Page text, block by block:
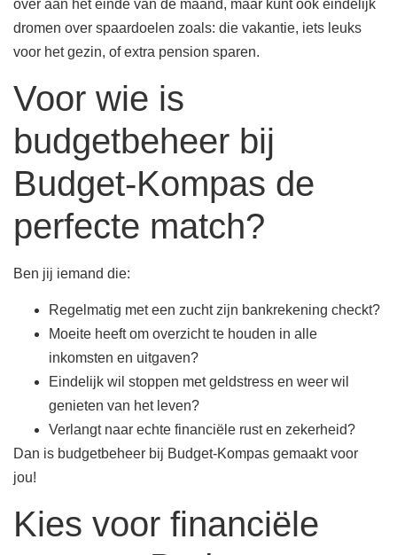
over aan het einde van de maand, maar kunt ook eindelijk
dromen over spaardoelen zoals: die vakantie, iets leuks
voor het gezin, of extra pension sparen.
Voor wie is
budgetbeheer bij
Budget-Kompas de
perfecte match?
Ben jij iemand die:
Regelmatig met een zucht zijn bankrekening checkt?
Moeite heeft om overzicht te houden in alle
inkomsten en uitgaven?
Eindelijk wil stoppen met geldstress en weer wil
genieten van het leven?
Verlangt naar echte financiële rust en zekerheid?
Dan is budgetbeheer bij Budget-Kompas gemaakt voor
jou!
Kies voor financiële